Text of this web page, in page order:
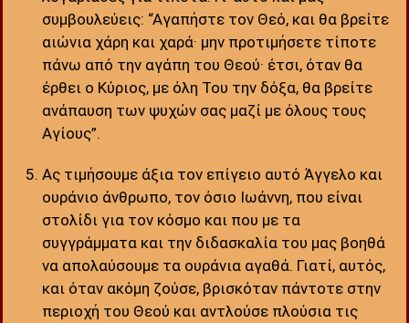
συμβουλεύεις: “Αγαπήστε τον Θεό, και θα βρείτε
αιώνια χάρη και χαρά· μην προτιμήσετε τίποτε
πάνω από την αγάπη του Θεού· έτσι, όταν θα
έρθει ο Κύριος, με όλη Του την δόξα, θα βρείτε
ανάπαυση των ψυχών σας μαζί με όλους τους
Αγίους”.
Ας τιμήσουμε άξια τον επίγειο αυτό Άγγελο και
ουράνιο άνθρωπο, τον όσιο Ιωάννη, που είναι
στολίδι για τον κόσμο και που με τα
συγγράμματα και την διδασκαλία του μας βοηθά
να απολαύσουμε τα ουράνια αγαθά. Γιατί, αυτός,
και όταν ακόμη ζούσε, βρισκόταν πάντοτε στην
περιοχή του Θεού και αντλούσε πλούσια τις